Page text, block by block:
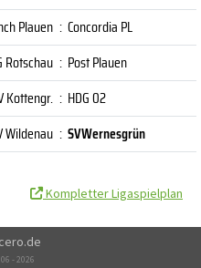
Plauen : Concordia PL
Rotschau : Post Plauen
Kottengr. : HDG 02
Wildenau : SVWernesgrün
Kompletter Ligaspielplan
- 2026